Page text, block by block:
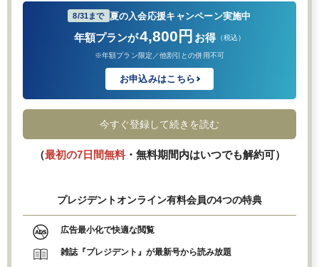
8/31まで 夏の入会応援キャンペーン実施中
年額プランが4,800円 お得 （税込）
※年額プラン限定／他割引との併用不可
お申込みはこちら
今すぐ登録して続きを読む
（最初の7日間無料・無料期間内はいつでも解約可）
プレジデントオンライン有料会員の4つの特典
広告最小化で快適な閲覧
雑誌『プレジデント』が最新号から読み放題